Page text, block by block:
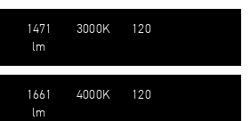
1471
lm
3000K 120
1661
lm
4000K 120